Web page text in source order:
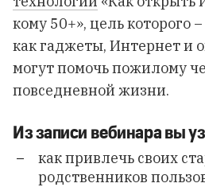
кому 50+», цель которого
как гаджеты, Интернет и
могут помочь пожилому
повседневной жизни.
Из записи вебинара вы
как привлечь своих
родственников